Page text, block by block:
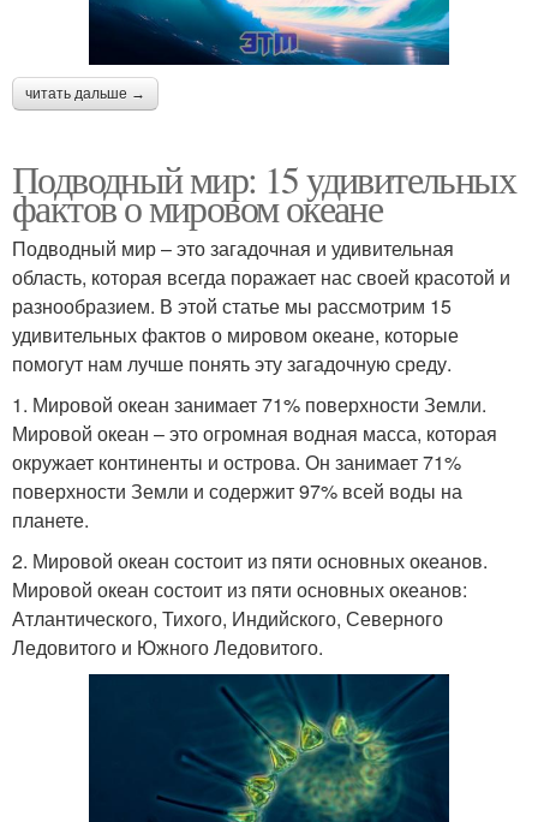
читать дальше →
Подводный мир: 15 удивительных
фактов о мировом океане
Подводный мир – это загадочная и удивительная
область, которая всегда поражает нас своей красотой и
разнообразием. В этой статье мы рассмотрим 15
удивительных фактов о мировом океане, которые
помогут нам лучше понять эту загадочную среду.
1. Мировой океан занимает 71% поверхности Земли.
Мировой океан – это огромная водная масса, которая
окружает континенты и острова. Он занимает 71%
поверхности Земли и содержит 97% всей воды на
планете.
2. Мировой океан состоит из пяти основных океанов.
Мировой океан состоит из пяти основных океанов:
Атлантического, Тихого, Индийского, Северного
Ледовитого и Южного Ледовитого.